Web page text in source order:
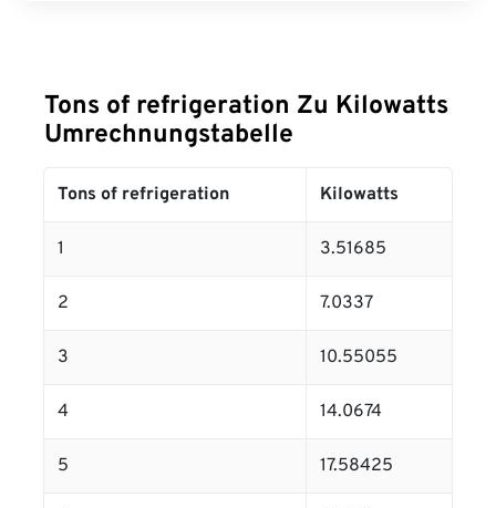
Tons of refrigeration Zu Kilowatts
Umrechnungstabelle
Tons of refrigeration Kilowatts
1 3.51685
2 7.0337
3 10.55055
4 14.0674
5 17.58425